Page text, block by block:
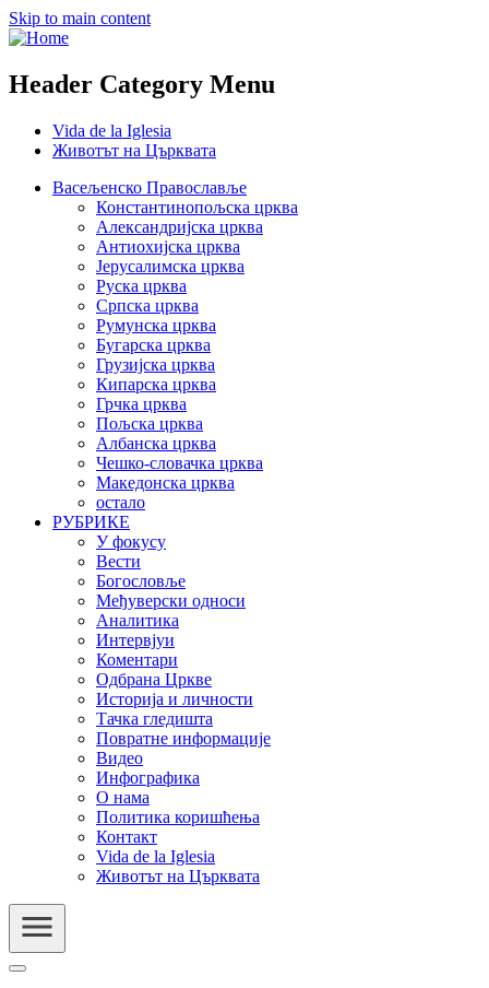
Skip to main content
Header Category Menu
Vida de la Iglesia
Животът на Църквата
Васељенско Православље
Константинопољска црква
Александријска црква
Антиохијска црква
Јерусалимска црква
Руска црква
Српска црква
Румунска црква
Бугарска црква
Грузијска црква
Кипарска црква
Грчка црква
Пољска црква
Албанска црква
Чешко-словачка црква
Македонска црква
остало
РУБРИКЕ
У фокусу
Вести
Богословље
Међуверски односи
Аналитика
Интервјуи
Коментари
Одбрана Цркве
Историја и личности
Тачка гледишта
Повратне информације
Видео
Инфографика
О нама
Политика коришћења
Контакт
Vida de la Iglesia
Животът на Църквата